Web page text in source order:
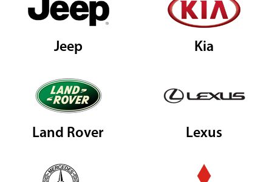
Jeep Kia
Land Rover Lexus